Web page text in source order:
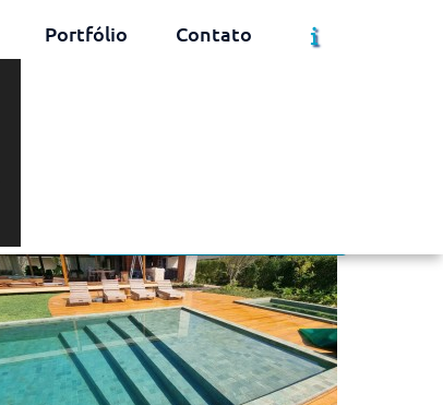
Portfólio Contato